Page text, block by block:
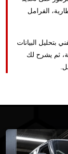
الفرامل
بتحليل البيانات
ثم يشرح لك